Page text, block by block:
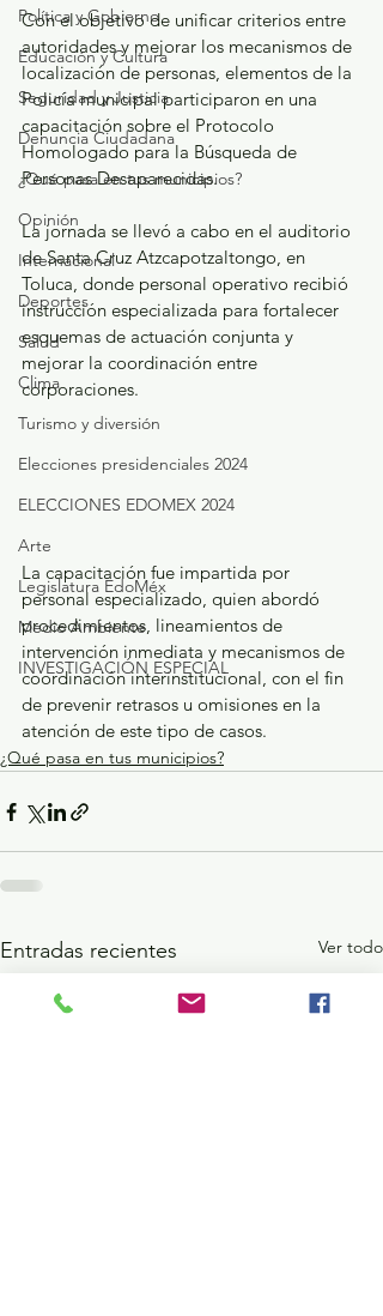
Política y Gobierno
Educación y Cultura
Seguridad y Justicia
Denuncia Ciudadana
¿Qué pasa en tus municipios?
Opinión
Internacional
Deportes
Salud
Clima
Turismo y diversión
Elecciones presidenciales 2024
ELECCIONES EDOMEX 2024
Arte
Legislatura EdoMéx
Medio Ambiente
INVESTIGACIÓN ESPECIAL
Con el objetivo de unificar criterios entre
autoridades y mejorar los mecanismos de
localización de personas, elementos de la
Policía municipal participaron en una
capacitación sobre el Protocolo
Homologado para la Búsqueda de
Personas Desaparecidas.
La jornada se llevó a cabo en el auditorio
de Santa Cruz Atzcapotzaltongo, en
Toluca, donde personal operativo recibió
instrucción especializada para fortalecer
esquemas de actuación conjunta y
mejorar la coordinación entre
corporaciones.
La capacitación fue impartida por
personal especializado, quien abordó
procedimientos, lineamientos de
intervención inmediata y mecanismos de
coordinación interinstitucional, con el fin
de prevenir retrasos u omisiones en la
atención de este tipo de casos.
¿Qué pasa en tus municipios?
Entradas recientes Ver todo